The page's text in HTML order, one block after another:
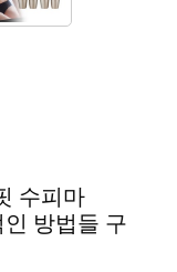
수피마
방법들 구